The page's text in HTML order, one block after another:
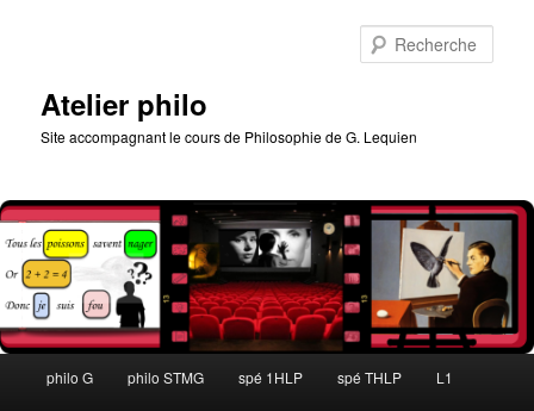
Atelier philo
Site accompagnant le cours de Philosophie de G. Lequien
principal
philo G philo STMG spé 1HLP spé THLP L1